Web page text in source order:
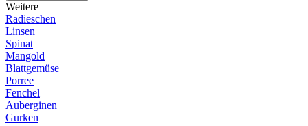
Weitere
Radieschen
Linsen
Spinat
Mangold
Blattgemüse
Porree
Fenchel
Auberginen
Gurken